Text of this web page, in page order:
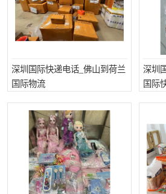
深圳国际快递电话_佛山到荷兰
国际物流
深圳
国际